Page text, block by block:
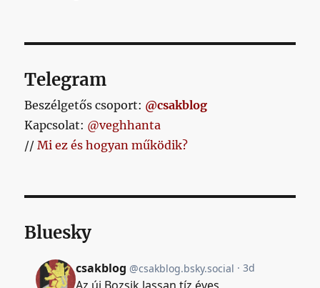
Telegram
Beszélgetős csoport: @csakblog
Kapcsolat: @veghhanta
//Mi ez és hogyan működik?
Bluesky